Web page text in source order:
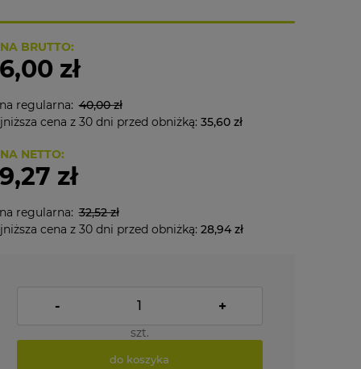
BRUTTO:
zł
regularna: 40,00 zł
cena z 30 dni przed obniżką: 35,60 zł
NETTO:
zł
regularna: 32,52 zł
cena z 30 dni przed obniżką: 28,94 zł
- +
szt.
do koszyka